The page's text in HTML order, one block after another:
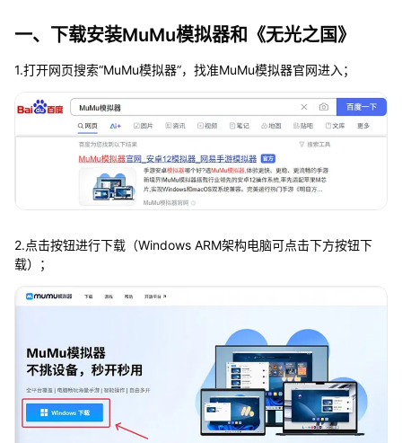
一、下载安装MuMu模拟器和《无光之国》
1.打开网页搜索“MuMu模拟器”，找准MuMu模拟器官网进入；
2.点击按钮进行下载（Windows ARM架构电脑可点击下方按钮下
载）；